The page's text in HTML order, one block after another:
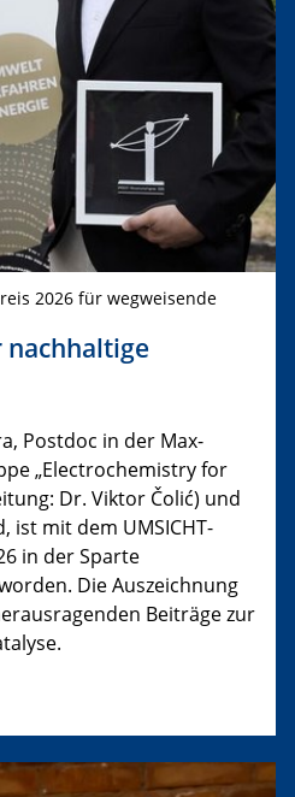
2026 für wegweisende
nachhaltige
Postdoc in der Max-
„Electrochemistry for
Dr. Viktor Čolić) und
ist mit dem UMSICHT-
in der Sparte
Die Auszeichnung
Beiträge zur